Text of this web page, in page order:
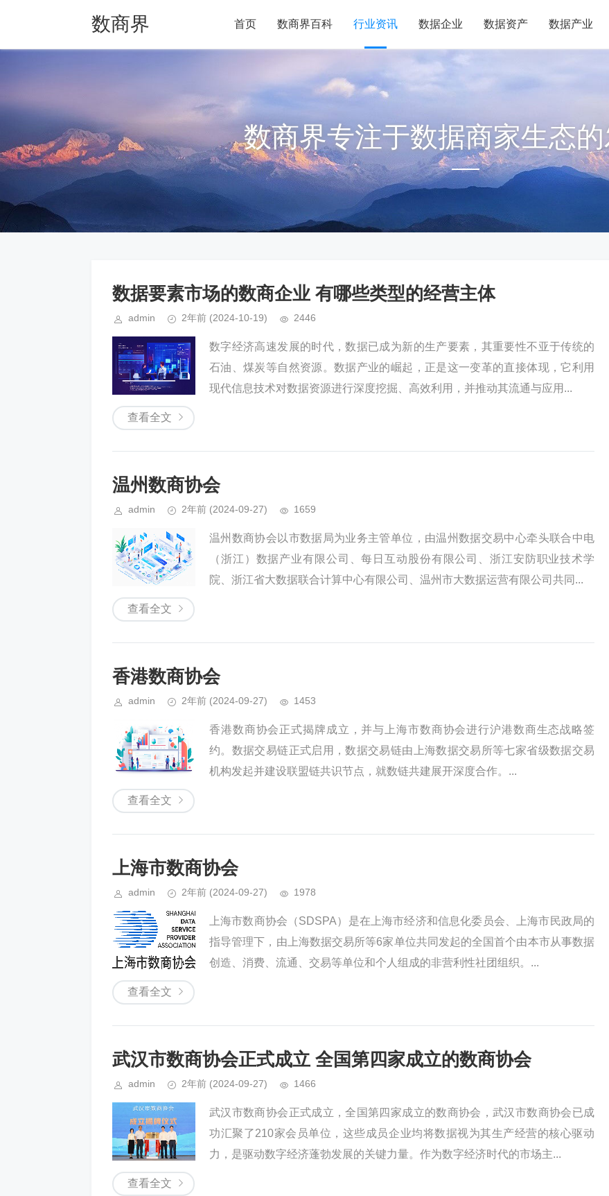
数商界 首页 数商界百科 行业资讯 数据企业 数据资产 数据产业
数商界专注于数据商家生态的
数据要素市场的数商企业 有哪些类型的经营主体
admin 2年前 (2024-10-19) 2446
数字经济高速发展的时代，数据已成为新的生产要素，其重要性不亚于传统的
石油、煤炭等自然资源。数据产业的崛起，正是这一变革的直接体现，它利用
现代信息技术对数据资源进行深度挖掘、高效利用，并推动其流通与应用...
查看全文
温州数商协会
admin 2年前 (2024-09-27) 1659
温州数商协会以市数据局为业务主管单位，由温州数据交易中心牵头联合中电
（浙江）数据产业有限公司、每日互动股份有限公司、浙江安防职业技术学
院、浙江省大数据联合计算中心有限公司、温州市大数据运营有限公司共同...
查看全文
香港数商协会
admin 2年前 (2024-09-27) 1453
香港数商协会正式揭牌成立，并与上海市数商协会进行沪港数商生态战略签
约。数据交易链正式启用，数据交易链由上海数据交易所等七家省级数据交易
机构发起并建设联盟链共识节点，就数链共建展开深度合作。...
查看全文
上海市数商协会
admin 2年前 (2024-09-27) 1978
上海市数商协会（SDSPA）是在上海市经济和信息化委员会、上海市民政局的
指导管理下，由上海数据交易所等6家单位共同发起的全国首个由本市从事数据
创造、消费、流通、交易等单位和个人组成的非营利性社团组织。...
查看全文
武汉市数商协会正式成立 全国第四家成立的数商协会
admin 2年前 (2024-09-27) 1466
武汉市数商协会正式成立，全国第四家成立的数商协会，武汉市数商协会已成
功汇聚了210家会员单位，这些成员企业均将数据视为其生产经营的核心驱动
力，是驱动数字经济蓬勃发展的关键力量。作为数字经济时代的市场主...
查看全文